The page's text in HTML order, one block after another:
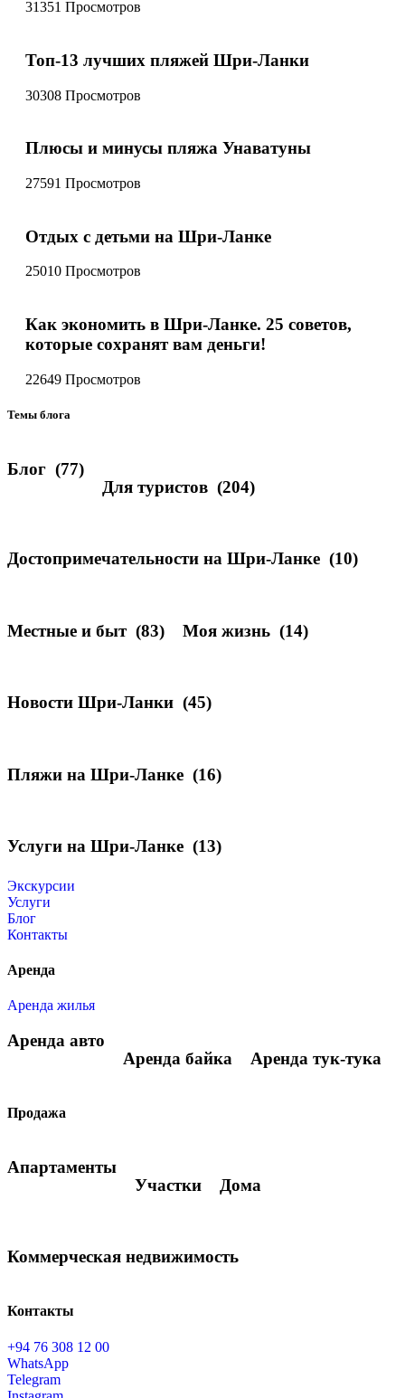
31351 Просмотров
Топ-13 лучших пляжей Шри-Ланки
30308 Просмотров
Плюсы и минусы пляжа Унаватуны
27591 Просмотров
Отдых с детьми на Шри-Ланке
25010 Просмотров
Как экономить в Шри-Ланке. 25 советов,
которые сохранят вам деньги!
22649 Просмотров
Темы блога
Блог (77)
Для туристов (204)
Достопримечательности на Шри-Ланке (10)
Местные и быт (83) Моя жизнь (14)
Новости Шри-Ланки (45)
Пляжи на Шри-Ланке (16)
Услуги на Шри-Ланке (13)
Экскурсии
Услуги
Блог
Контакты
Аренда
Аренда жилья
Аренда авто
Аренда байка
Аренда тук-тука
Продажа
Апартаменты
Участки
Дома
Коммерческая недвижимость
Контакты
+94 76 308 12 00
WhatsApp
Telegram